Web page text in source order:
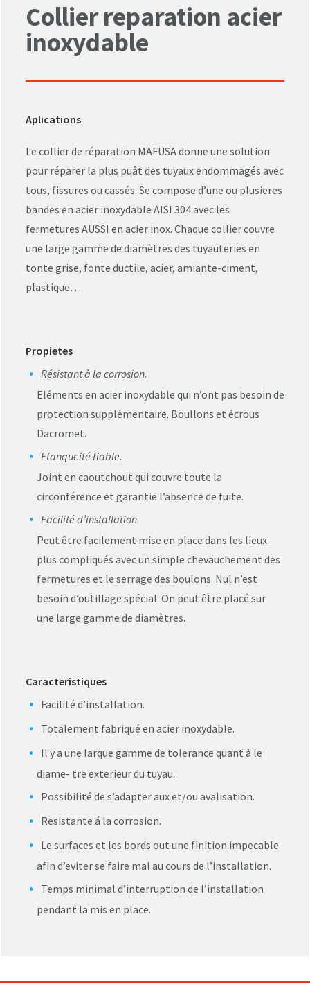
Collier reparation acier
inoxydable
Aplications
Le collier de réparation MAFUSA donne une solution
pour réparer la plus puât des tuyaux endommagés avec
tous, fissures ou cassés. Se compose d’une ou plusieres
bandes en acier inoxydable AISI 304 avec les
fermetures AUSSI en acier inox. Chaque collier couvre
une large gamme de diamètres des tuyauteries en
tonte grise, fonte ductile, acier, amiante-ciment,
plastique…
Propietes
Résistant à la corrosion.
Eléments en acier inoxydable qui n’ont pas besoin de
protection supplémentaire. Boullons et écrous
Dacromet.
Etanqueité fiable.
Joint en caoutchout qui couvre toute la
circonférence et garantie l’absence de fuite.
Facilité d’installation.
Peut être facilement mise en place dans les lieux
plus compliqués avec un simple chevauchement des
fermetures et le serrage des boulons. Nul n’est
besoin d’outillage spécial. On peut être placé sur
une large gamme de diamètres.
Caracteristiques
Facilité d’installation.
Totalement fabriqué en acier inoxydable.
Il y a une larque gamme de tolerance quant à le
diame- tre exterieur du tuyau.
Possibilité de s’adapter aux et/ou avalisation.
Resistante á la corrosion.
Le surfaces et les bords out une finition impecable
afin d’eviter se faire mal au cours de l’installation.
Temps minimal d’interruption de l’installation
pendant la mis en place.